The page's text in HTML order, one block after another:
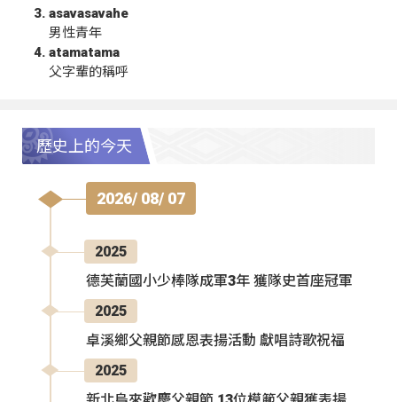
asavasavahe
男性青年
atamatama
父字輩的稱呼
歷史上的今天
2026/ 08/ 07
2025
德芙蘭國小少棒隊成軍3年 獲隊史首座冠軍
2025
卓溪鄉父親節感恩表揚活動 獻唱詩歌祝福
2025